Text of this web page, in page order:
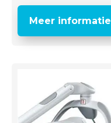
Meer informatie